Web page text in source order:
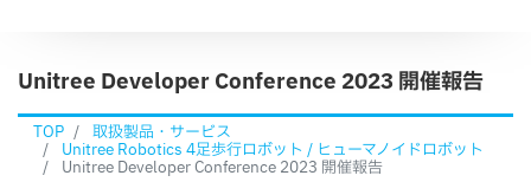
Unitree Developer Conference 2023 開催報告
TOP 取扱製品・サービス
Unitree Robotics 4足歩行ロボット / ヒューマノイドロボット
Unitree Developer Conference 2023 開催報告